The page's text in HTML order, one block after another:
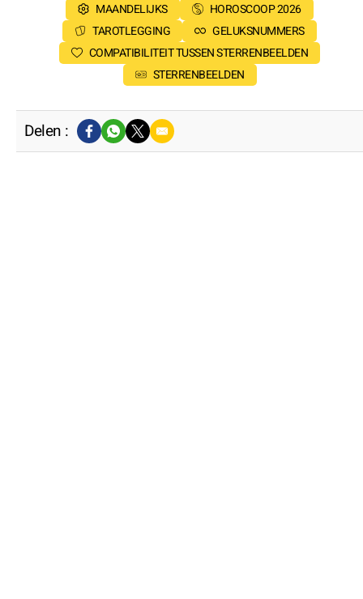
MAANDELIJKS
HOROSCOOP 2026
TAROTLEGGING
GELUKSNUMMERS
COMPATIBILITEIT TUSSEN STERRENBEELDEN
STERRENBEELDEN
Delen :